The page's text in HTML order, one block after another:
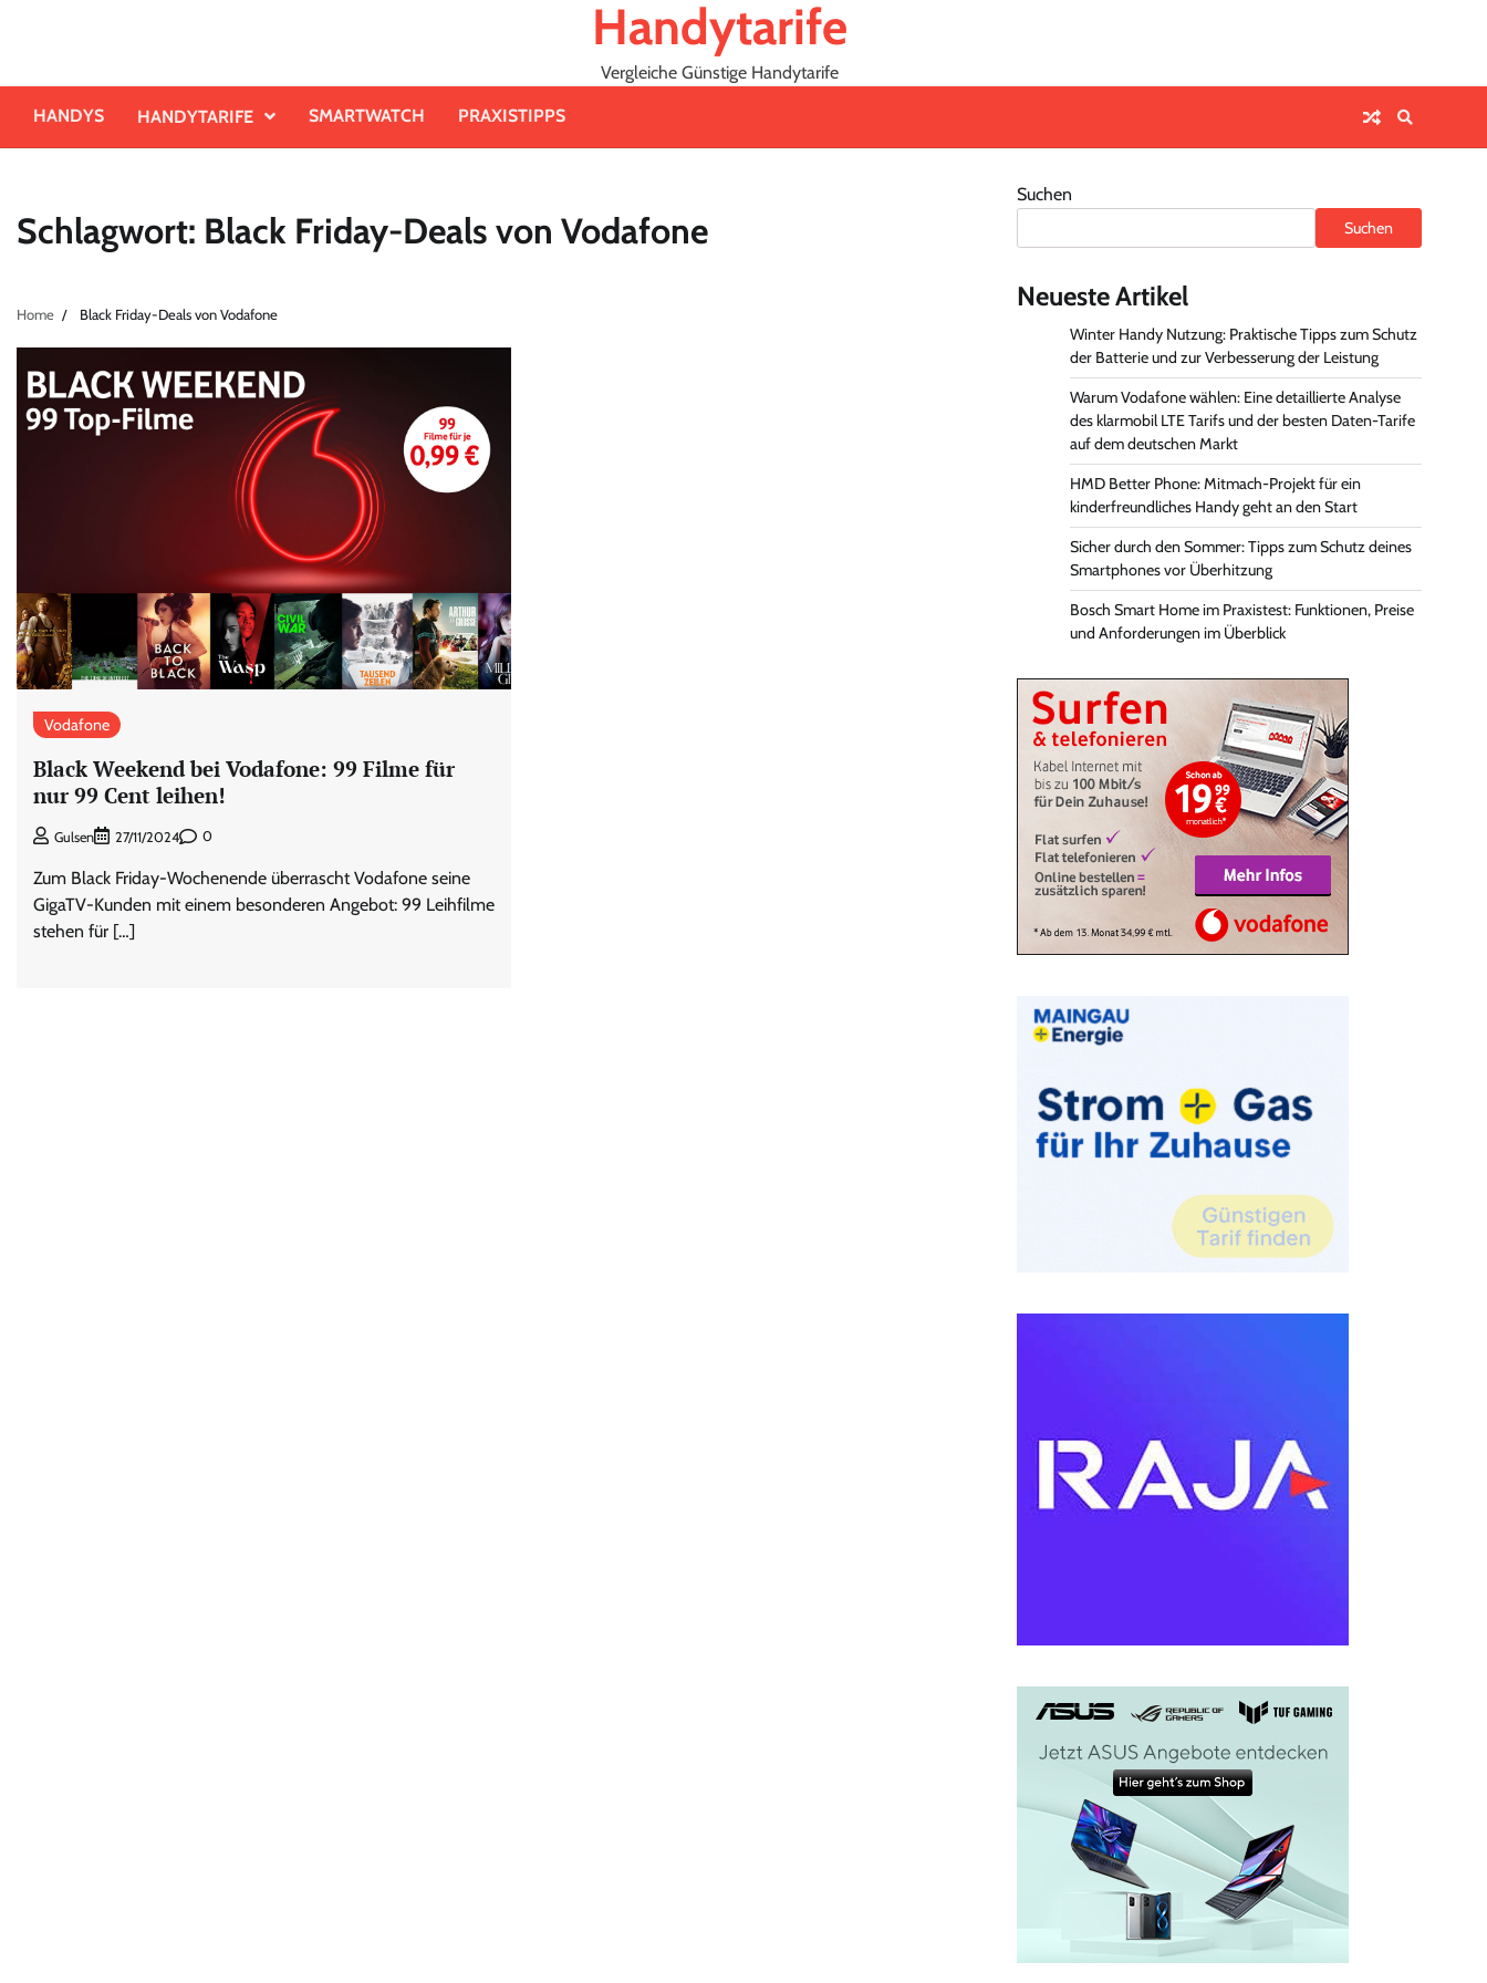
Handytarife
Vergleiche Günstige Handytarife
HANDYS HANDYTARIFE SMARTWATCH PRAXISTIPPS
Schlagwort: Black Friday-Deals von Vodafone
Home Black Friday-Deals von Vodafone
Vodafone
Black Weekend bei Vodafone: 99 Filme für
nur 99 Cent leihen!
Gulsen 27/11/2024 0
Zum Black Friday-Wochenende überrascht Vodafone seine
GigaTV-Kunden mit einem besonderen Angebot: 99 Leihfilme
stehen für […]
Suchen
Suchen
Neueste Artikel
Winter Handy Nutzung: Praktische Tipps zum Schutz
der Batterie und zur Verbesserung der Leistung
Warum Vodafone wählen: Eine detaillierte Analyse
des klarmobil LTE Tarifs und der besten Daten-Tarife
auf dem deutschen Markt
HMD Better Phone: Mitmach-Projekt für ein
kinderfreundliches Handy geht an den Start
Sicher durch den Sommer: Tipps zum Schutz deines
Smartphones vor Überhitzung
Bosch Smart Home im Praxistest: Funktionen, Preise
und Anforderungen im Überblick